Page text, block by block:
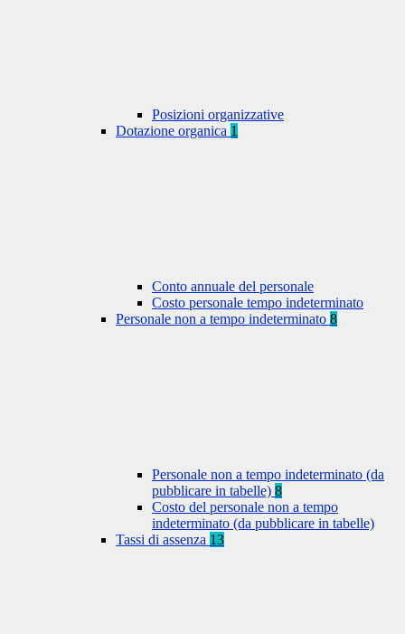
Posizioni organizzative
Dotazione organica 1
Conto annuale del personale
Costo personale tempo indeterminato
Personale non a tempo indeterminato 8
Personale non a tempo indeterminato (da
pubblicare in tabelle) 8
Costo del personale non a tempo
indeterminato (da pubblicare in tabelle)
Tassi di assenza 13